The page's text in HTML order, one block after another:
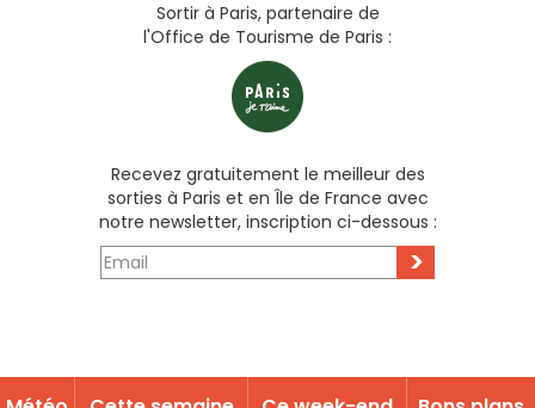
Sortir à Paris, partenaire de
l'Office de Tourisme de Paris :
Recevez gratuitement le meilleur des
sorties à Paris et en Île de France avec
notre newsletter, inscription ci-dessous :
>